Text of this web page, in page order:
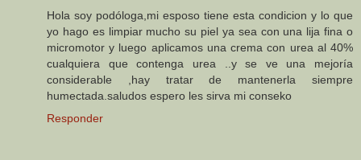
Hola soy podóloga,mi esposo tiene esta condicion y lo que
yo hago es limpiar mucho su piel ya sea con una lija fina o
micromotor y luego aplicamos una crema con urea al 40%
cualquiera que contenga urea ..y se ve una mejoría
considerable ,hay tratar de mantenerla siempre
humectada.saludos espero les sirva mi conseko
Responder